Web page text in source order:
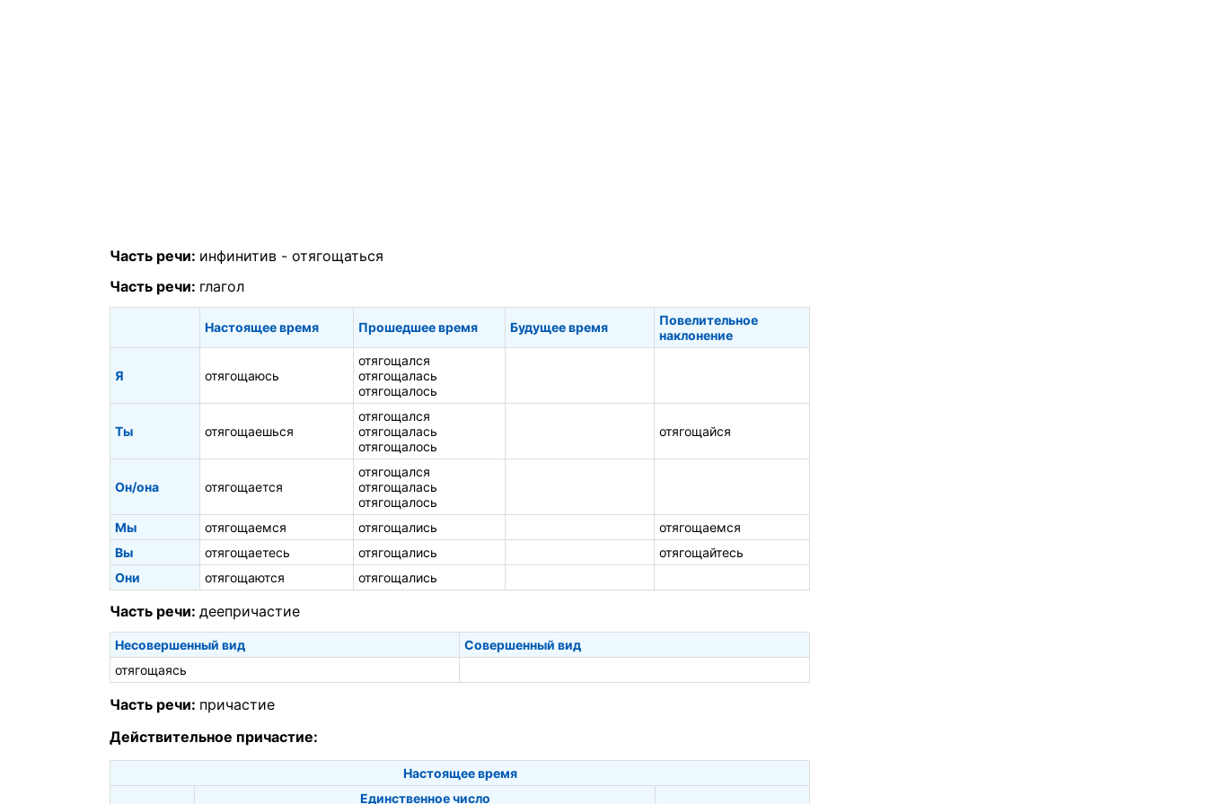
Часть речи: инфинитив - отягощаться
Часть речи: глагол
Настоящее время Прошедшее время Будущее время
Повелительное
наклонение
Я отягощаюсь
отягощался
отягощалась
отягощалось
Ты отягощаешься
отягощался
отягощалась
отягощалось
отягощайся
Он/она отягощается
отягощался
отягощалась
отягощалось
Мы
отягощаемся отягощались
отягощаемся
Вы
отягощаетесь отягощались
отягощайтесь
Они
отягощаются отягощались
Часть речи: деепричастие
Несовершенный вид
Совершенный вид
отягощаясь
Часть речи: причастие
Действительное причастие:
Настоящее время
Единственное число